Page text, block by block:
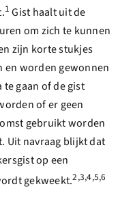
1 Gist haalt uit de
om zich te kunnen
zijn korte stukjes
en worden gewonnen
te gaan of de gist
of er geen
gebruikt worden
Uit navraag blijkt dat
op een
gekweekt.2,3,4,5,6